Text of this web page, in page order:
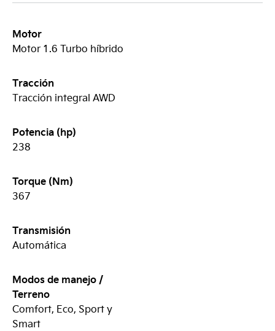
Motor
Motor 1.6 Turbo híbrido
Tracción
Tracción integral AWD
Potencia (hp)
238
Torque (Nm)
367
Transmisión
Automática
Modos de manejo /
Terreno
Comfort, Eco, Sport y
Smart